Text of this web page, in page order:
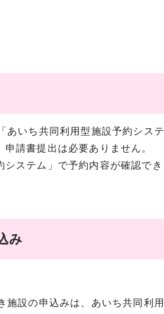
いち共同利用型施設予約シス
請書提出は必要ありません。
ステム」で予約内容が確認で
み
設の申込みは、あいち共同利